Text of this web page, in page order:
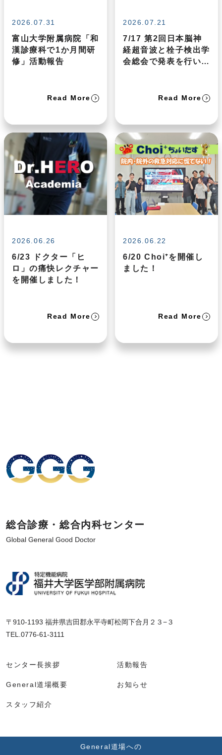
2026.07.31
富山大学附属病院「和
漢診療科で1か月間研
修」活動報告
Read More
2026.07.21
7/17 第2回日本脳神
経超音波と栓子検出学
会総会で発表を行いま
Read More
2026.06.26
6/23 ドクター「ヒ
ロ」の痛快レクチャー
を開催しました！
Read More
2026.06.22
6/20 Choi⁺を開催し
ました！
Read More
General道場への
総合診療・総合内科センター
Global General Good Doctor
〒910-1193 福井県吉田郡永平寺町松岡下合月２３−３
TEL.0776-61-3111
センター長挨拶
General道場概要
スタッフ紹介
活動報告
お知らせ